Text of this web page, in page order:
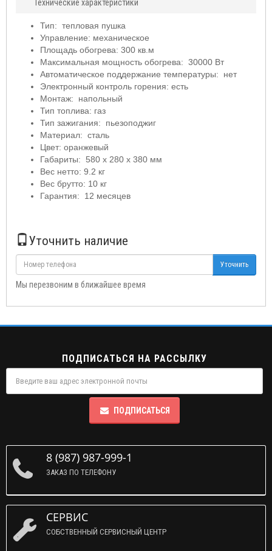
Технические характеристики
Тип: тепловая пушка
Управление: механическое
Площадь обогрева: 300 кв.м
Максимальная мощность обогрева: 30000 Вт
Автоматическое поддержание температуры: нет
Электронный контроль горения: есть
Монтаж: напольный
Тип топлива: газ
Тип зажигания: пьезоподжиг
Материал: сталь
Цвет: оранжевый
Габариты: 580 x 280 x 380 мм
Вес нетто: 9.2 кг
Вес брутто: 10 кг
Гарантия: 12 месяцев
Уточнить наличие
Уточнить
Мы перезвоним в ближайшее время
ПОДПИСАТЬСЯ НА РАССЫЛКУ
ПОДПИСАТЬСЯ
8 (987) 987-999-1
ЗАКАЗ ПО ТЕЛЕФОНУ
СЕРВИС
СОБСТВЕННЫЙ СЕРВИСНЫЙ ЦЕНТР